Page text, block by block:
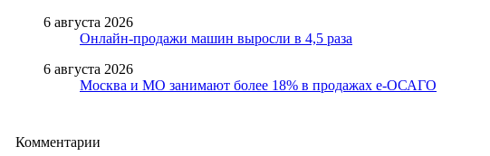
6 августа 2026
Онлайн-продажи машин выросли в 4,5 раза
6 августа 2026
Москва и МО занимают более 18% в продажах е-ОСАГО
Комментарии